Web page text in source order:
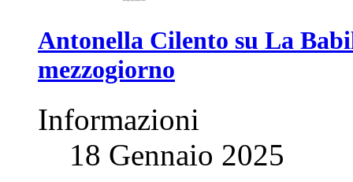
Antonella Cilento su La
mezzogiorno
Informazioni
18 Gennaio 2025